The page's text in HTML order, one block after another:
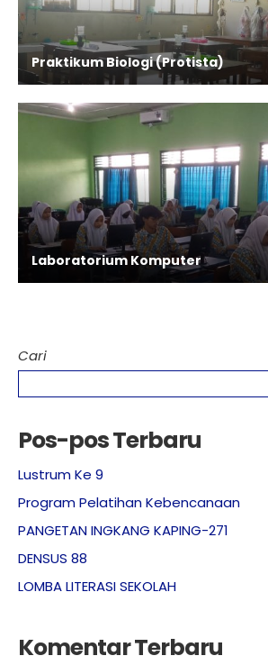
Praktikum Biologi (Protista)
Laboratorium Komputer
Cari
Pos-pos Terbaru
Lustrum Ke 9
Program Pelatihan Kebencanaan
PANGETAN INGKANG KAPING-271
DENSUS 88
LOMBA LITERASI SEKOLAH
Komentar Terbaru